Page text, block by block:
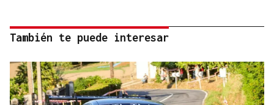
También te puede interesar